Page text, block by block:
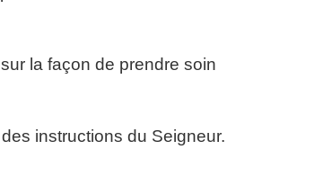
la façon de prendre soin
instructions du Seigneur.